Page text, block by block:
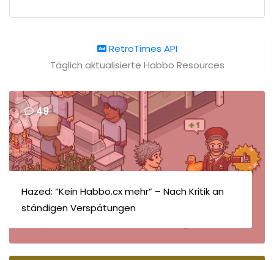
RetroTimes API
Täglich aktualisierte Habbo Resources
49
Hazed: “Kein Habbo.cx mehr” – Nach Kritik an
ständigen Verspätungen